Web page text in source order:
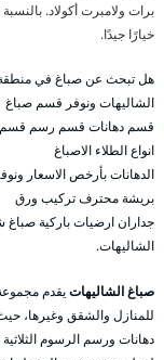
خيارًا جيدًا.
هل تبحث عن صباغ في منطقة
الشاليهات ونوفر قسم صباغ
قسم دهانات قسم رسم قسم
انواع الطلاء الاصباغ
الدهانات بأرخص الاسعار
بريشة محترف تركيب ورق
جداران ارضيات باركية
الشاليهات.
صباغ الشاليهاتيقدم
للمنازل والشقق وغيرها،
دهانات ورسم الرسوم